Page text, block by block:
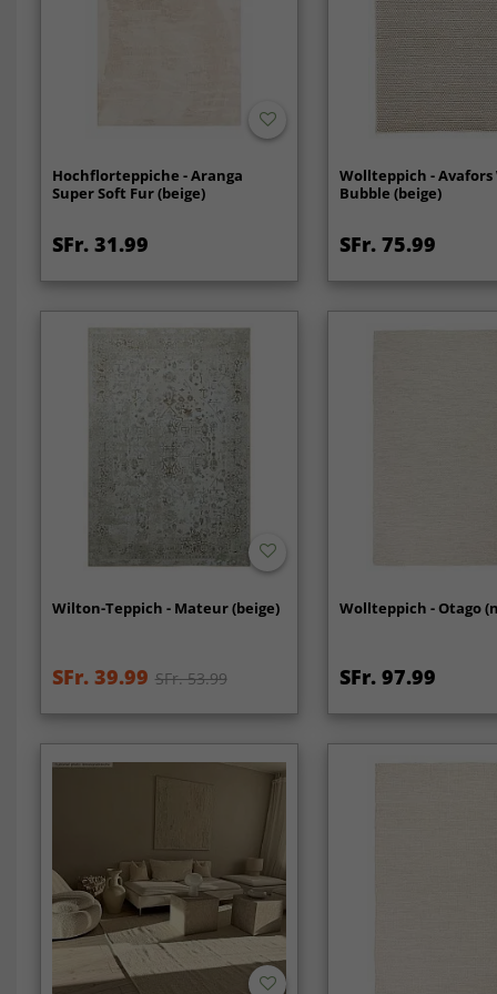
Hochflorteppiche - Aranga
Super Soft Fur (beige)
SFr. 31.99
Wollteppich - Avafors
Bubble (beige)
SFr. 75.99
Wilton-Teppich - Mateur (beige)
SFr. 39.99 SFr. 53.99
Wollteppich - Otago
SFr. 97.99